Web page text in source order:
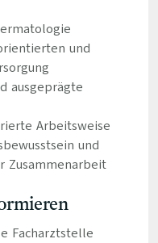
und
ausgeprägte
Arbeitsweise
und
Zusammenarbeit
Facharztstelle